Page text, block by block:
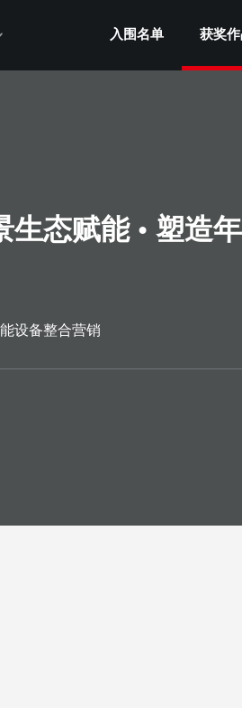
入围名单 获奖
态赋能 • 塑造
设备整合营销